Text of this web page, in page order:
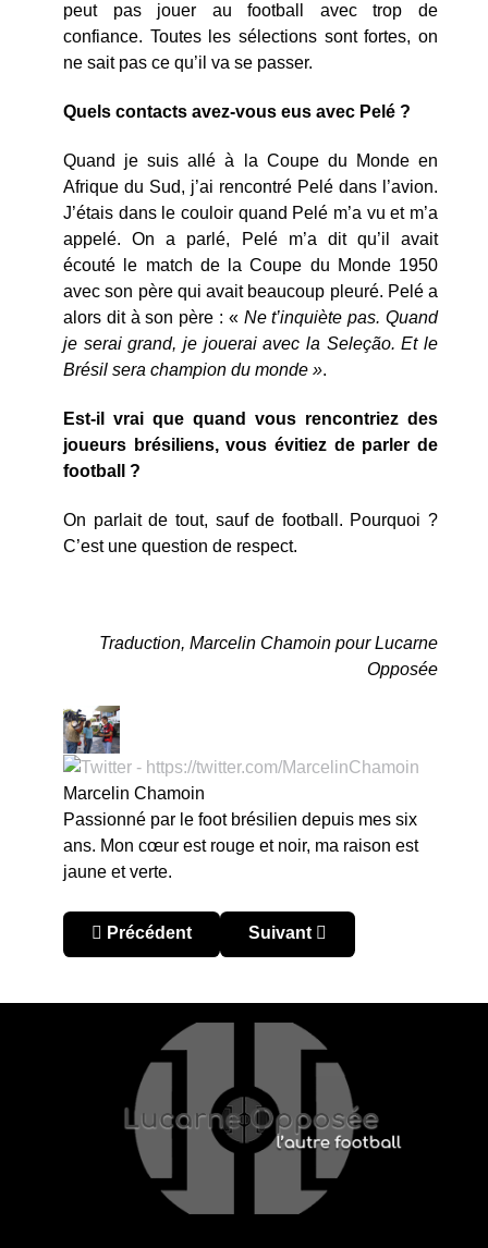
peut pas jouer au football avec trop de
confiance. Toutes les sélections sont fortes, on
ne sait pas ce qu’il va se passer.
Quels contacts avez-vous eus avec Pelé ?
Quand je suis allé à la Coupe du Monde en
Afrique du Sud, j’ai rencontré Pelé dans l’avion.
J’étais dans le couloir quand Pelé m’a vu et m’a
appelé. On a parlé, Pelé m’a dit qu’il avait
écouté le match de la Coupe du Monde 1950
avec son père qui avait beaucoup pleuré. Pelé a
alors dit à son père : «Ne t’inquiète pas. Quand
je serai grand, je jouerai avec la Seleção. Et le
Brésil sera champion du monde ».
Est-il vrai que quand vous rencontriez des
joueurs brésiliens, vous évitiez de parler de
football ?
On parlait de tout, sauf de football. Pourquoi ?
C’est une question de respect.
Traduction, Marcelin Chamoin pour Lucarne
Opposée
Marcelin Chamoin
Passionné par le foot brésilien depuis mes six
ans. Mon cœur est rouge et noir, ma raison est
jaune et verte.
Article précédent : Gamarra : « Le supporter
Précédent Article suivant : Zico : « Il
Suivant